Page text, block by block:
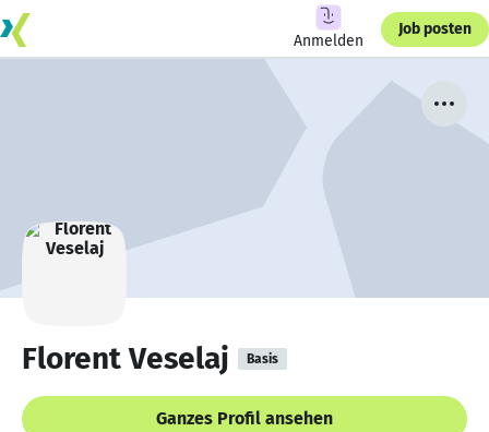
Anmelden
Job posten
Florent Veselaj Basis
Ganzes Profil ansehen